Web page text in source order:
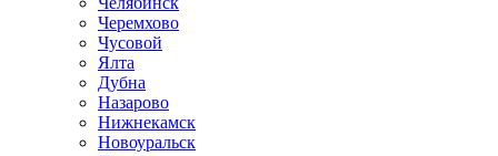
Черемхово
Чусовой
Ялта
Дубна
Назарово
Нижнекамск
Новоуральск